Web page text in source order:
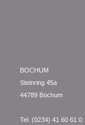
BOCHUM
Steinring 45a
44789 Bochum
Tel. (0234) 41 60 61 0